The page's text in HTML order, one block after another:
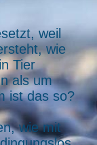
weil
wie
Tier
als um
ist das so?
wie mit